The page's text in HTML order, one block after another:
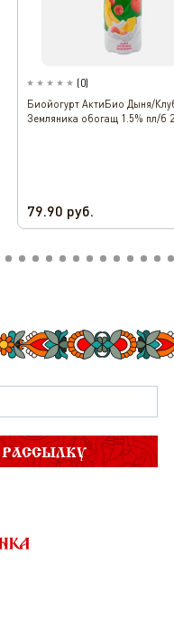
(0)
Биойогурт АктиБио Дыня/
Земляника обогащ 1.5% пл/б
79.90 руб.